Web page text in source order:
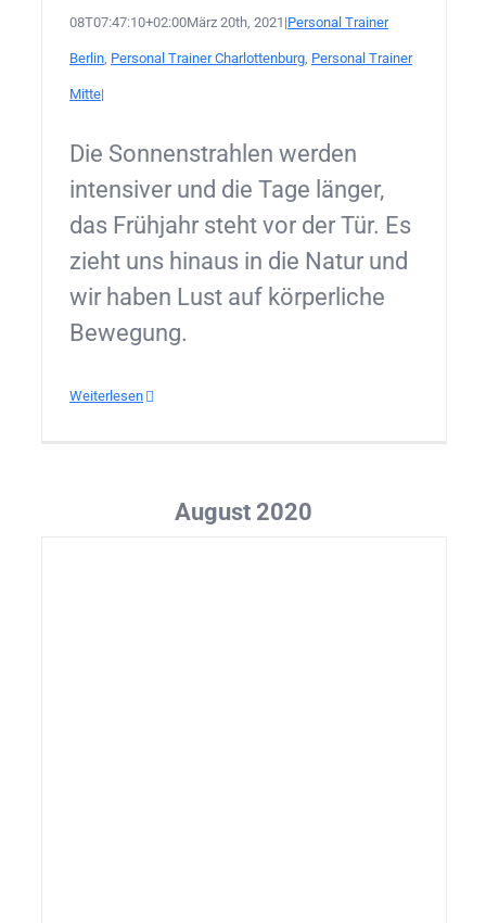
08T07:47:10+02:00März 20th, 2021 |Personal Trainer
Berlin, Personal Trainer Charlottenburg, Personal Trainer
Mitte|
Die Sonnenstrahlen werden
intensiver und die Tage länger,
das Frühjahr steht vor der Tür. Es
zieht uns hinaus in die Natur und
wir haben Lust auf körperliche
Bewegung.
Weiterlesen
August 2020